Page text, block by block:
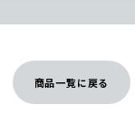
商品一覧に戻る